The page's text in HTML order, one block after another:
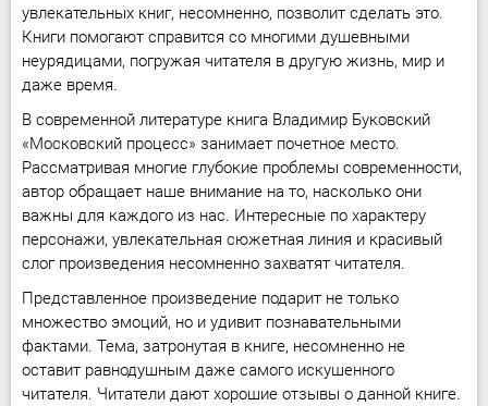
увлекательных книг, несомненно, позволит сделать это.
Книги помогают справится со многими душевными
неурядицами, погружая читателя в другую жизнь, мир и
даже время.
В современной литературе книга Владимир Буковский
«Московский процесс» занимает почетное место.
Рассматривая многие глубокие проблемы современности,
автор обращает наше внимание на то, насколько они
важны для каждого из нас. Интересные по характеру
персонажи, увлекательная сюжетная линия и красивый
слог произведения несомненно захватят читателя.
Представленное произведение подарит не только
множество эмоций, но и удивит познавательными
фактами. Тема, затронутая в книге, несомненно не
оставит равнодушным даже самого искушенного
читателя. Читатели дают хорошие отзывы о данной книге.